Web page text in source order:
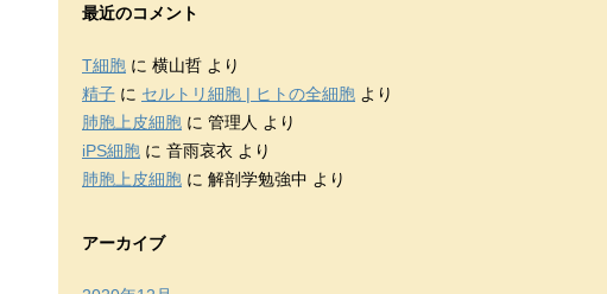
最近のコメント
T細胞 に 横山哲 より
精子 に セルトリ細胞 | ヒトの全細胞 より
肺胞上皮細胞 に 管理人 より
iPS細胞 に 音雨哀衣 より
肺胞上皮細胞 に 解剖学勉強中 より
アーカイブ